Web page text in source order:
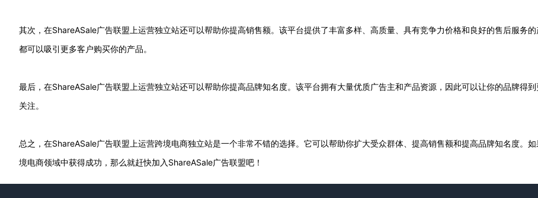
其次，在ShareASale广告联盟上运营独立站还可以帮助你提高销售额。该平台提供了丰富多样、高质量、具有竞争力价格和良好的售后服务
都可以吸引更多客户购买你的产品。
最后，在ShareASale广告联盟上运营独立站还可以帮助你提高品牌知名度。该平台拥有大量优质广告主和产品资源，因此可以让你的品牌得
关注。
总之，在ShareASale广告联盟上运营跨境电商独立站是一个非常不错的选择。它可以帮助你扩大受众群体、提高销售额和提高品牌知名度。
境电商领域中获得成功，那么就赶快加入ShareASale广告联盟吧！